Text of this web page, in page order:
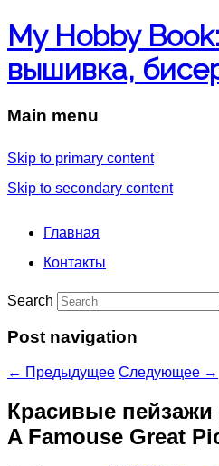
My Hobby
вышивка,
Main menu
Skip to primary content
Skip to secondary content
Главная
Контакты
Search
Post navigation
← Предыдущее Следующее →
Красивые
A Famouse Great